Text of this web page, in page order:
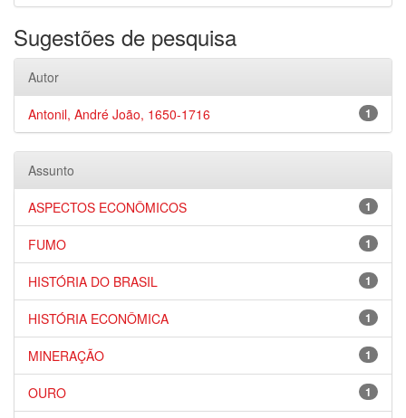
Sugestões de pesquisa
Autor
1
Antonil, André João, 1650-1716
Assunto
1
ASPECTOS ECONÔMICOS
1
FUMO
1
HISTÓRIA DO BRASIL
1
HISTÓRIA ECONÔMICA
1
MINERAÇÃO
1
OURO